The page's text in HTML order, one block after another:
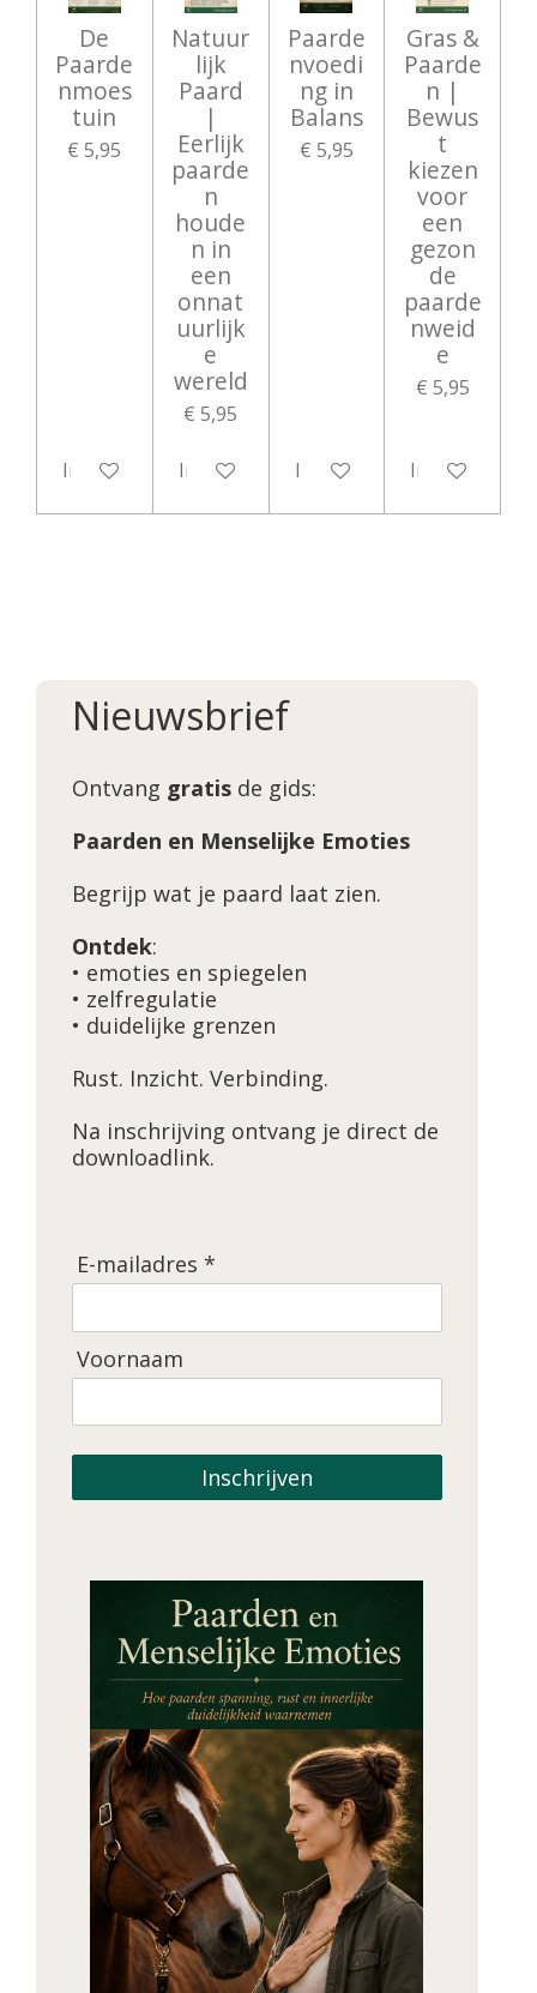
De
Paarde
nmoes
tuin
€ 5,95
In winkelwagen
Natuur
lijk
Paard
|
Eerlijk
paarde
n
houde
n in
een
onnat
uurlijk
e
wereld
€ 5,95
In winkelwagen
Paarde
nvoedi
ng in
Balans
€ 5,95
In winkelwagen
Gras &
Paarde
n |
Bewus
t
kiezen
voor
een
gezon
de
paarde
nweid
e
€ 5,95
In
Nieuwsbrief
Ontvang gratis de gids:
Paarden en Menselijke Emoties
Begrijp wat je paard laat zien.
Ontdek:
• emoties en spiegelen
• zelfregulatie
• duidelijke grenzen
Rust. Inzicht. Verbinding.
Na inschrijving ontvang je direct de
downloadlink.
E-mailadres *
Voornaam
Inschrijven